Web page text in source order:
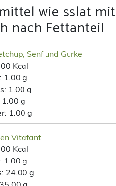
wie sslat mit
nach Fettanteil
Senf und Gurke
Kcal
1.00 g
1.00 g
1.00 g
1.00 g
Vitafant
Kcal
1.00 g
24.00 g
35.00 g